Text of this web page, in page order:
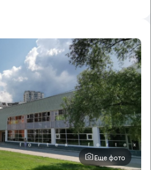
Еще фото